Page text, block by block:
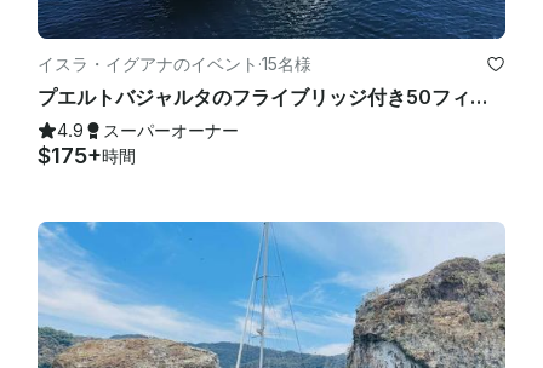
イスラ・イグアナのイベント ·15名様
プエルトバジャルタのフライブリッジ付き50フィートヨット
4.9 スーパーオーナー
$175+時間